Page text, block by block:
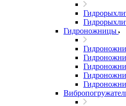
Гидроножницы